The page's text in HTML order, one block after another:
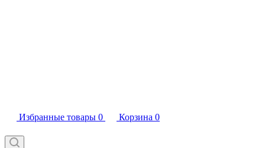
Избранные товары 0 Корзина 0